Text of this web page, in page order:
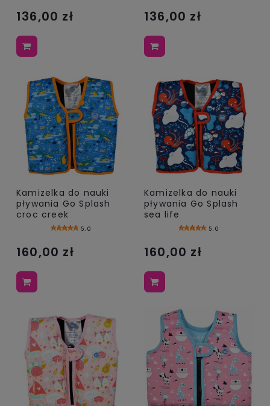
136,00 zł 136,00 zł
Kamizelka do nauki
pływania Go Splash
croc creek
5.0
160,00 zł
Kamizelka do nauki
pływania Go Splash
sea life
5.0
160,00 zł